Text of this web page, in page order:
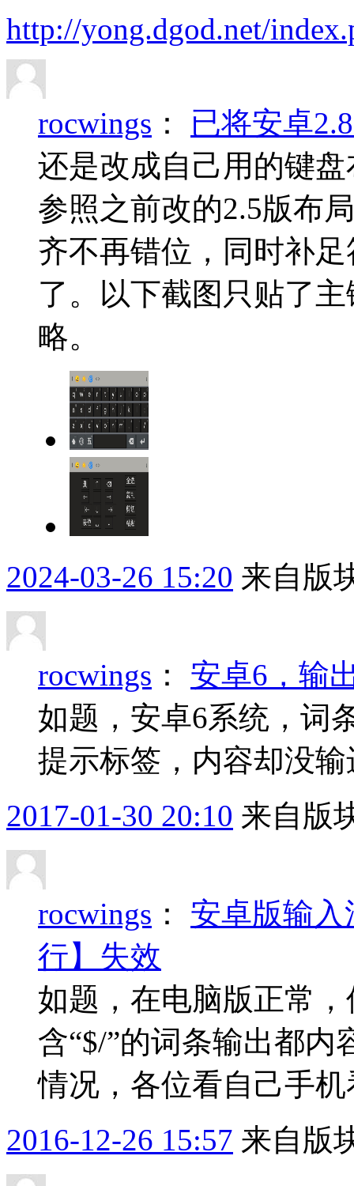
http://yong.dgod.net/
rocwings ： 已将安卓
还是改成自己用的键
参照之前改的2.5版布
齐不再错位，同时补
了。以下截图只贴了
略。
2024-03-26 15:20 来自版
rocwings ： 安卓6，输
如题，安卓6系统，词
提示标签，内容却没
2017-01-30 20:10 来自版
rocwings ： 安卓版输
行】失效
如题，在电脑版正常
含“$/”的词条输出都内
情况，各位看自己手
2016-12-26 15:57 来自版